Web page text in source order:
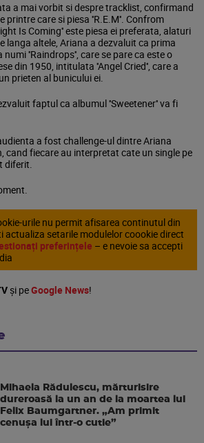
a mai vorbit si despre tracklist, confirmand
printre care si piesa ''R.E.M''. Confrom
Is Coming'' este piesa ei preferata, alaturi
langa altele, Ariana a dezvaluit ca prima
numi ''Raindrops'', care se pare ca este o
din 1950, intitulata ''Angel Cried'', care a
prieten al bunicului ei.
faptul ca albumul ''Sweetener'' va fi
a fost challenge-ul dintre Ariana
cand fiecare au interpretat cate un single pe
diferit.
urile nu permit afisarea continutul din
actualiza setarile modulelor coookie direct
preferințele – e nevoie sa accepti
şi peGoogle News!
Mihaela Rădulescu, mărturisire
dureroasă la un an de la moartea lui
Felix Baumgartner. „Am primit
cenușa lui într-o cutie”